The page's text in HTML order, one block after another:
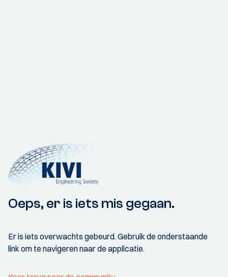
Oeps, er is iets mis gegaan.
Er is iets overwachts gebeurd. Gebruik de onderstaande
link om te navigeren naar de applicatie.